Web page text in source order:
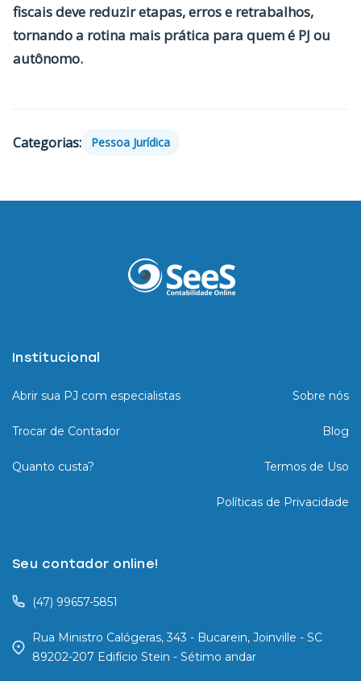
fiscais deve reduzir etapas, erros e retrabalhos,
tornando a rotina mais prática para quem é PJ ou
autônomo.
Categorias: Pessoa Jurídica
Institucional
Abrir sua PJ com especialistas
Trocar de Contador
Quanto custa?
Sobre nós
Blog
Termos de Uso
Políticas de Privacidade
Seu contador online!
(47) 99657-5851
Rua Ministro Calógeras, 343 - Bucarein, Joinville - SC
89202-207 Edifício Stein - Sétimo andar